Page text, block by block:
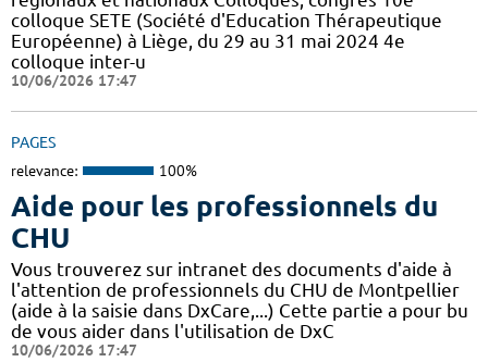
colloque SETE (Société d'Education Thérapeutique
Européenne) à Liège, du 29 au 31 mai 2024 4e
colloque inter-u
10/06/2026 17:47
PAGES
relevance: 100%
Aide pour les professionnels du
CHU
Vous trouverez sur intranet des documents d'aide à
l'attention de professionnels du CHU de Montpellier
(aide à la saisie dans DxCare,...) Cette partie a pour bu
de vous aider dans l'utilisation de DxC
10/06/2026 17:47